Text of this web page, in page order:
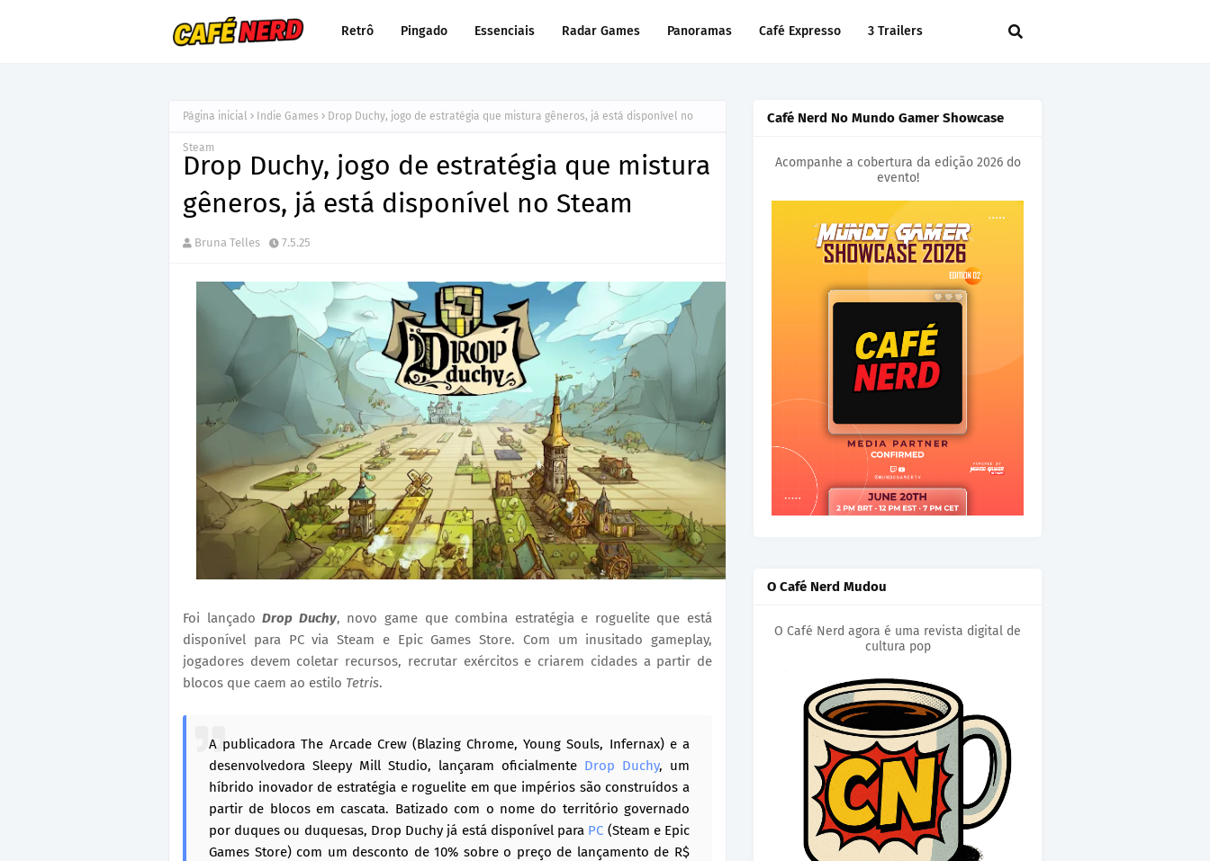
Retrô Pingado Essenciais Radar Games Panoramas Café Expresso 3 Trailers
Página inicial Indie Games Drop Duchy, jogo de estratégia que mistura gêneros, já está disponível no
Steam
Drop Duchy, jogo de estratégia que mistura
gêneros, já está disponível no Steam
Bruna Telles 7.5.25
Foi lançadoDrop Duchy, novo game que combina estratégia e roguelite que está
disponível para PC via Steam e Epic Games Store. Com um inusitado gameplay,
jogadores devem coletar recursos, recrutar exércitos e criarem cidades a partir de
blocos que caem ao estilo Tetris.
A publicadora The Arcade Crew (Blazing Chrome, Young Souls, Infernax) e a
desenvolvedora Sleepy Mill Studio, lançaram oficialmente Drop Duchy, um
híbrido inovador de estratégia e roguelite em que impérios são construídos a
partir de blocos em cascata. Batizado com o nome do território governado
por duques ou duquesas, Drop Duchy já está disponível para PC (Steam e Epic
Games Store) com um desconto de 10% sobre o preço de lançamento de R$
Café Nerd No Mundo Gamer Showcase
Acompanhe a cobertura da edição 2026 do
evento!
O Café Nerd Mudou
O Café Nerd agora é uma revista digital de
cultura pop